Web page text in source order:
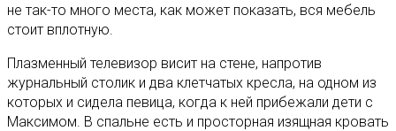
не так-то много места, как может показать, вся мебель
стоит вплотную.
Плазменный телевизор висит на стене, напротив
журнальный столик и два клетчатых кресла, на одном из
которых и сидела певица, когда к ней прибежали дети с
Максимом. В спальне есть и просторная изящная кровать